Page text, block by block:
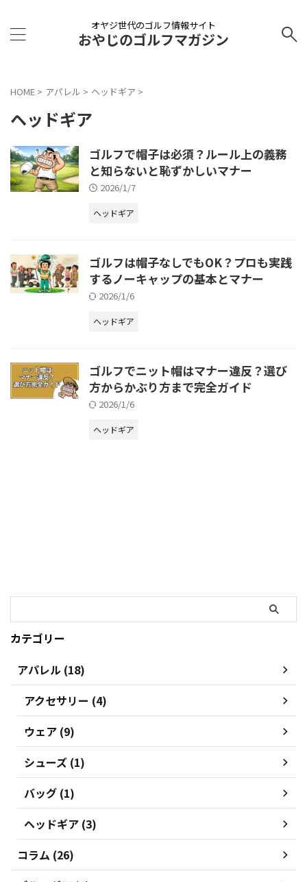
オヤジ世代のゴルフ情報サイト
おやじのゴルフマガジン
HOME > アパレル > ヘッドギア >
ヘッドギア
ゴルフで帽子は必須？ルール上の義務
と知らないと恥ずかしいマナー
2026/1/7
ヘッドギア
ゴルフは帽子なしでもOK？プロも実践
するノーキャップの基本とマナー
2026/1/6
ヘッドギア
ゴルフでニット帽はマナー違反？選び
方からかぶり方まで完全ガイド
2026/1/6
ヘッドギア
カテゴリー
アパレル (18)
アクセサリー (4)
ウェア (9)
シューズ (1)
バッグ (1)
ヘッドギア (3)
コラム (26)